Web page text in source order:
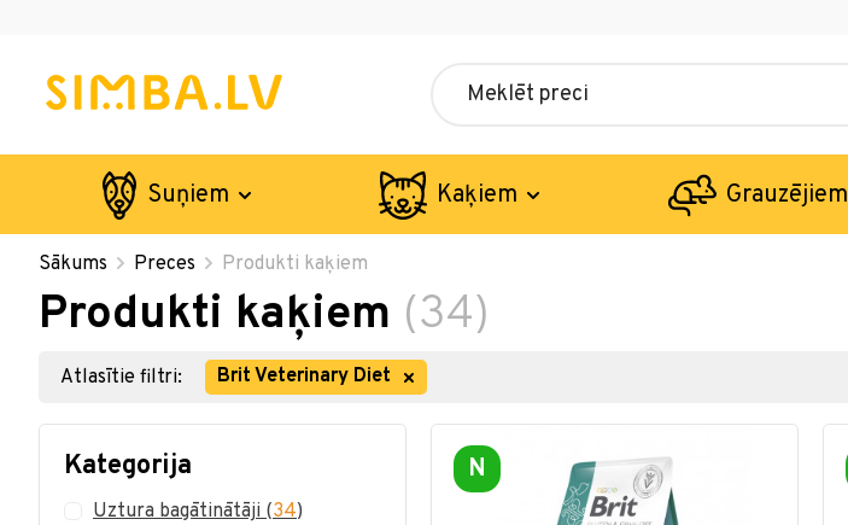
Suņiem Kaķiem Grauzējiem
Sākums Preces Produkti kaķiem
Produkti kaķiem (34)
Atlasītie filtri: Brit Veterinary Diet
Kategorija
Uztura bagātinātāji(34)
N